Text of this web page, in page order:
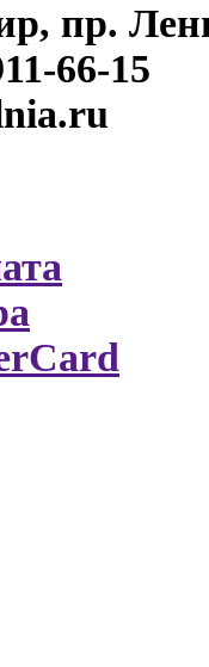
пр.
66-15